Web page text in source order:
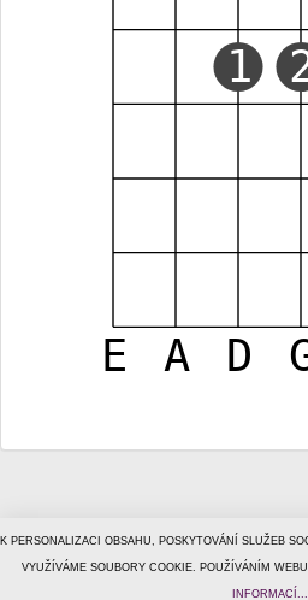
K PERSONALIZACI OBSAHU, POSKYTOVÁNÍ SLUŽEB
VYUŽÍVÁME SOUBORY COOKIE. POUŽÍVÁNÍM
INFORMACÍ...
E A D
1
© 1996–2026Tiscali Media, a.s.
ochrana